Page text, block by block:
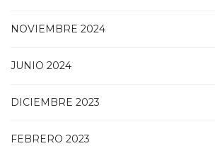
NOVIEMBRE 2024
JUNIO 2024
DICIEMBRE 2023
FEBRERO 2023